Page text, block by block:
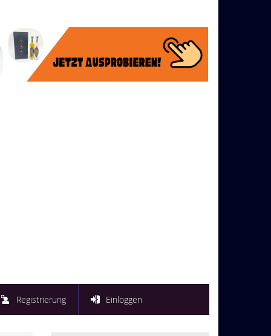
Registrierung Einloggen